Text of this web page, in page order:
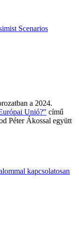
Scenarios
a 2024.
Unió?" című
Péter Ákossal együtt
kapcsolatosan